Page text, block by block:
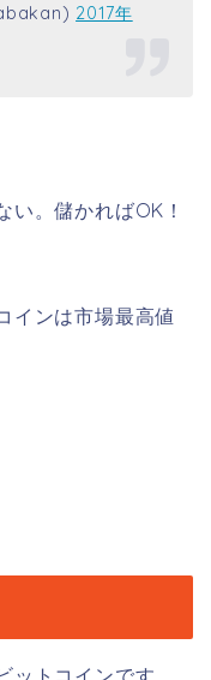
2017年
い。儲かればOK！
インは市場最高値